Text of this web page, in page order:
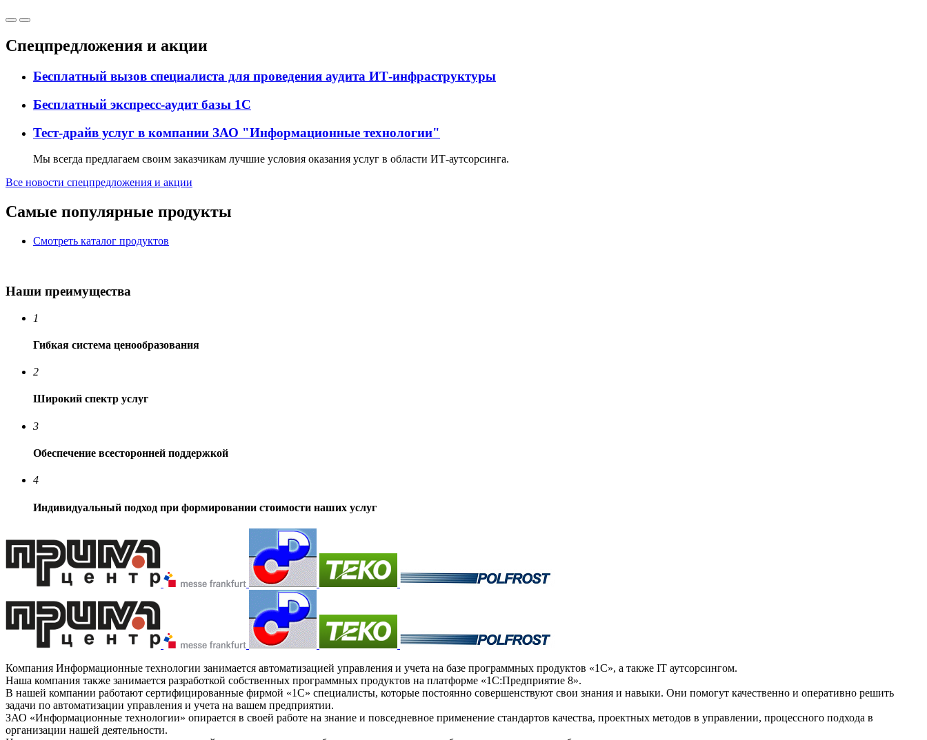
Спецпредложения и акции
Бесплатный вызов специалиста для проведения аудита ИТ-инфраструктуры
Бесплатный экспресс-аудит базы 1С
Тест-драйв услуг в компании ЗАО "Информационные технологии"
Мы всегда предлагаем своим заказчикам лучшие условия оказания услуг в области ИТ-аутсорсинга.
Все новости спецпредложения и акции
Самые популярные продукты
Смотреть каталог продуктов
Наши преимущества
1
Гибкая система ценообразования
2
Широкий спектр услуг
3
Обеспечение всесторонней поддержкой
4
Индивидуальный подход при формировании стоимости наших услуг
Компания Информационные технологии занимается автоматизацией управления и учета на базе программных продуктов «1С», а также IT аутсорсингом.
Наша компания также занимается разработкой собственных программных продуктов на платформе «1С:Предприятие 8».
В нашей компании работают сертифицированные фирмой «1С» специалисты, которые постоянно совершенствуют свои знания и навыки. Они помогут качественно и оперативно решить
задачи по автоматизации управления и учета на вашем предприятии.
ЗАО «Информационные технологии» опирается в своей работе на знание и повседневное применение стандартов качества, проектных методов в управлении, процессного подхода в
организации нашей деятельности.